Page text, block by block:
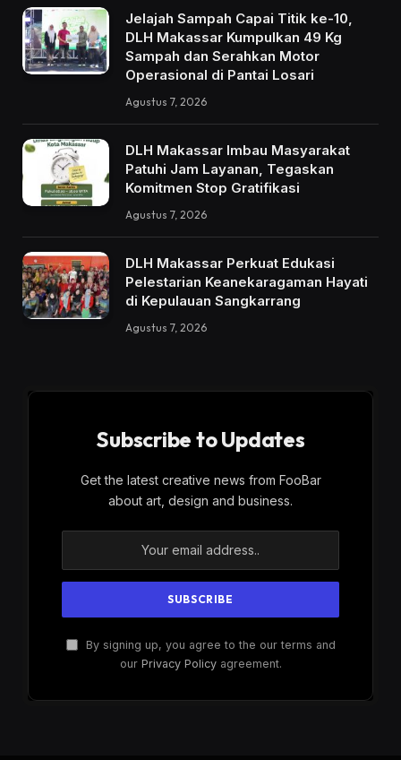
Jelajah Sampah Capai Titik ke-10,
DLH Makassar Kumpulkan 49 Kg
Sampah dan Serahkan Motor
Operasional di Pantai Losari
Agustus 7, 2026
DLH Makassar Imbau Masyarakat
Patuhi Jam Layanan, Tegaskan
Komitmen Stop Gratifikasi
Agustus 7, 2026
DLH Makassar Perkuat Edukasi
Pelestarian Keanekaragaman Hayati
di Kepulauan Sangkarrang
Agustus 7, 2026
Subscribe to Updates
Get the latest creative news from FooBar
about art, design and business.
By signing up, you agree to the our terms and
our Privacy Policyagreement.